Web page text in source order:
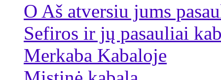
O Aš atversiu jums
Sefiros ir jų pasauliai
Merkaba Kabaloje